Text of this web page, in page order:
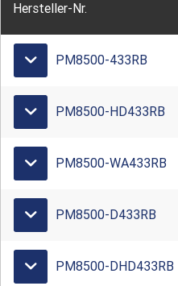
Hersteller-Nr.
PM8500-433RB
PM8500-HD433RB
PM8500-WA433RB
PM8500-D433RB
PM8500-DHD433RB